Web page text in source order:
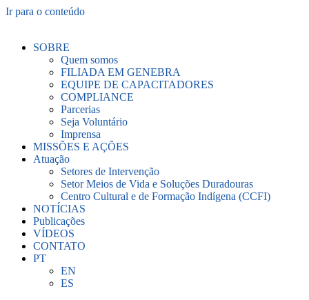
Ir para o conteúdo
SOBRE
Quem somos
FILIADA EM GENEBRA
EQUIPE DE CAPACITADORES
COMPLIANCE
Parcerias
Seja Voluntário
Imprensa
MISSÕES E AÇÕES
Atuação
Setores de Intervenção
Setor Meios de Vida e Soluções Duradouras
Centro Cultural e de Formação Indígena (CCFI)
NOTÍCIAS
Publicações
VÍDEOS
CONTATO
PT
EN
ES